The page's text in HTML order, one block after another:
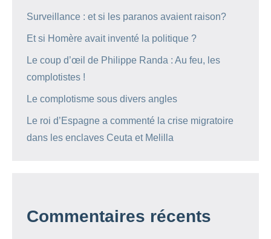
Surveillance : et si les paranos avaient raison?
Et si Homère avait inventé la politique ?
Le coup d’œil de Philippe Randa : Au feu, les
complotistes !
Le complotisme sous divers angles
Le roi d’Espagne a commenté la crise migratoire
dans les enclaves Ceuta et Melilla
Commentaires récents